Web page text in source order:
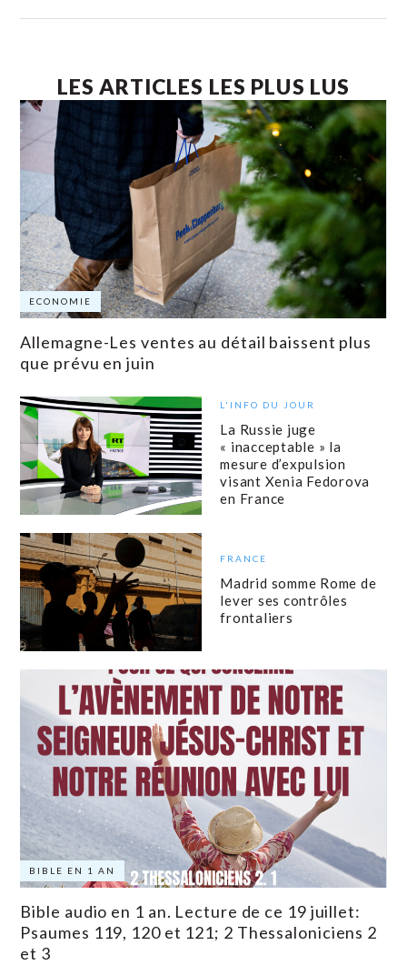
LES ARTICLES LES PLUS LUS
ECONOMIE
Allemagne-Les ventes au détail baissent plus
que prévu en juin
L'INFO DU JOUR
La Russie juge
« inacceptable » la
mesure d’expulsion
visant Xenia Fedorova
en France
FRANCE
Madrid somme Rome de
lever ses contrôles
frontaliers
BIBLE EN 1 AN
Bible audio en 1 an. Lecture de ce 19 juillet:
Psaumes 119, 120 et 121; 2 Thessaloniciens 2
et 3